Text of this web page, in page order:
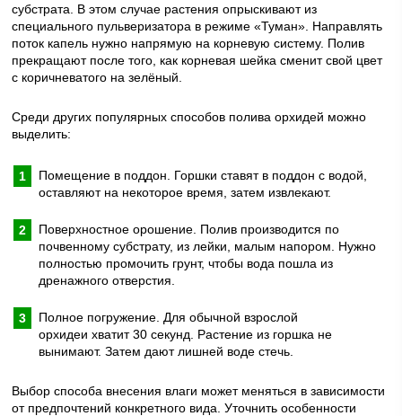
субстрата. В этом случае растения опрыскивают из
специального пульверизатора в режиме «Туман». Направлять
поток капель нужно напрямую на корневую систему. Полив
прекращают после того, как корневая шейка сменит свой цвет
с коричневатого на зелёный.
Среди других популярных способов полива орхидей можно
выделить:
Помещение в поддон. Горшки ставят в поддон с водой,
оставляют на некоторое время, затем извлекают.
Поверхностное орошение. Полив производится по
почвенному субстрату, из лейки, малым напором. Нужно
полностью промочить грунт, чтобы вода пошла из
дренажного отверстия.
Полное погружение. Для обычной взрослой
орхидеи хватит 30 секунд. Растение из горшка не
вынимают. Затем дают лишней воде стечь.
Выбор способа внесения влаги может меняться в зависимости
от предпочтений конкретного вида. Уточнить особенности